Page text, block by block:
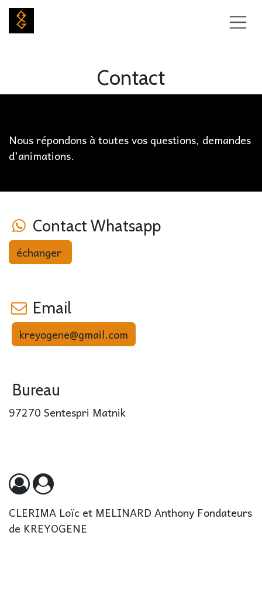
Se rendre au contenu
Contact
Nous répondons à toutes vos questions, demandes
d'animations.
​ Contact Whatsapp
​échanger
Email
kreyogene@gmail.com
Bureau
97270 Sentespri Matnik
CLERIMA Loïc et MELINARD Anthony Fondateurs
de KREYOGENE